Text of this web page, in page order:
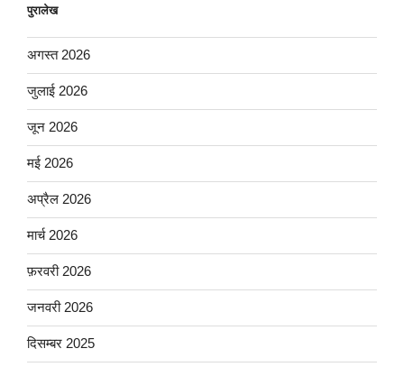
पुरालेख
अगस्त 2026
जुलाई 2026
जून 2026
मई 2026
अप्रैल 2026
मार्च 2026
फ़रवरी 2026
जनवरी 2026
दिसम्बर 2025